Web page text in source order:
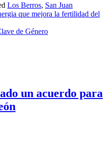
Los Berros, San Juan
que mejora la fertilidad del
de Género
un acuerdo para